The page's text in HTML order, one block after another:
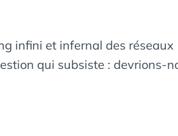
infini et infernal des réseaux
qui subsiste : devrions-